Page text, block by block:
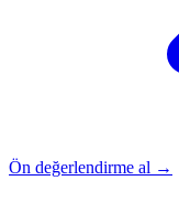
Ön değerlendirme al →